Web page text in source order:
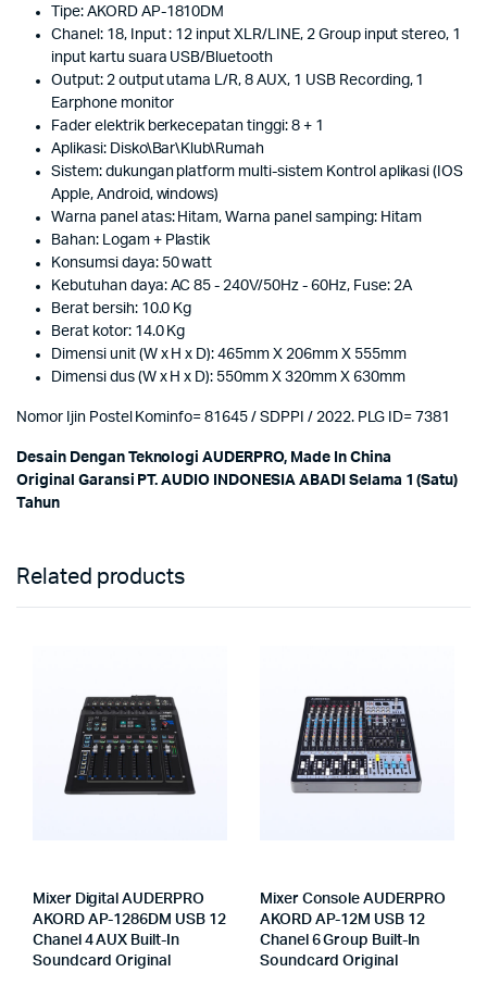
Tipe: AKORD AP-1810DM
Chanel: 18, Input : 12 input XLR/LINE, 2 Group input stereo, 1
input kartu suara USB/Bluetooth
Output: 2 output utama L/R, 8 AUX, 1 USB Recording, 1
Earphone monitor
Fader elektrik berkecepatan tinggi: 8 + 1
Aplikasi: Disko\Bar\Klub\Rumah
Sistem: dukungan platform multi-sistem Kontrol aplikasi (IOS
Apple, Android, windows)
Warna panel atas: Hitam, Warna panel samping: Hitam
Bahan: Logam + Plastik
Konsumsi daya: 50 watt
Kebutuhan daya: AC 85 - 240V/50Hz - 60Hz, Fuse: 2A
Berat bersih: 10.0 Kg
Berat kotor: 14.0 Kg
Dimensi unit (W x H x D): 465mm X 206mm X 555mm
Dimensi dus (W x H x D): 550mm X 320mm X 630mm
Nomor Ijin Postel Kominfo= 81645 / SDPPI / 2022. PLG ID= 7381
Desain Dengan Teknologi AUDERPRO, Made In China
Original Garansi PT. AUDIO INDONESIA ABADI Selama 1 (Satu)
Tahun
Related products
Mixer Digital AUDERPRO
AKORD AP-1286DM USB 12
Chanel 4 AUX Built-In
Soundcard Original
Mixer Console AUDERPRO
AKORD AP-12M USB 12
Chanel 6 Group Built-In
Soundcard Original